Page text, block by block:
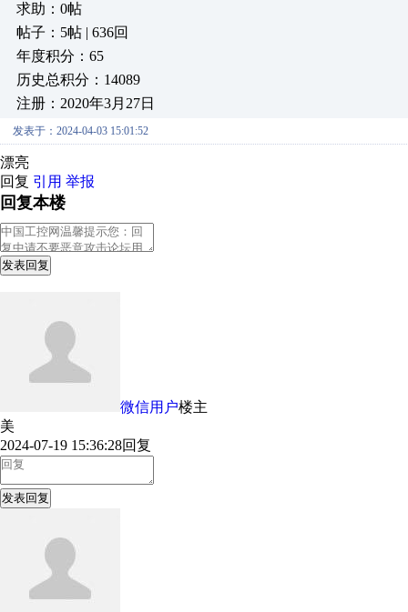
求助：0帖
帖子：5帖 | 636回
年度积分：65
历史总积分：14089
注册：2020年3月27日
发表于：2024-04-03 15:01:52
漂亮
回复 引用 举报
回复本楼
发表回复
微信用户楼主
美
2024-07-19 15:36:28回复
发表回复